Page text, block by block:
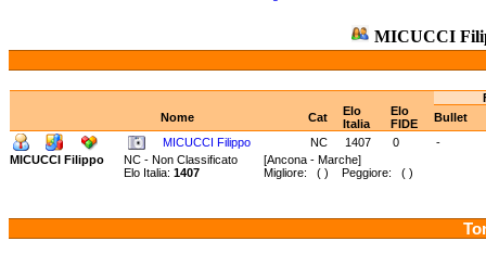
MICUCCI
Nome
Cat
Elo
Italia
Elo
FIDE
Bullet
MICUCCI Filippo
NC 1407 0
-
MICUCCI Filippo
NC - Non Classificato [Ancona - Marche]
Elo Italia: 1407 Migliore: ( ) Peggiore: ( )